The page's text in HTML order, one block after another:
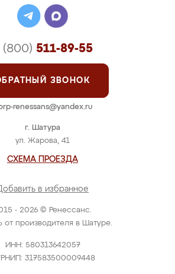
- 2026 © Ренессанс.
от производителя в Шатуре.
ИНН: 580313642057
317583500009448
г. Шатура
ул. Жарова, 41
СХЕМА ПРОЕЗДА
в избранное
(800) 511-89-55
ЗВОНОК
renessans@yandex.ru